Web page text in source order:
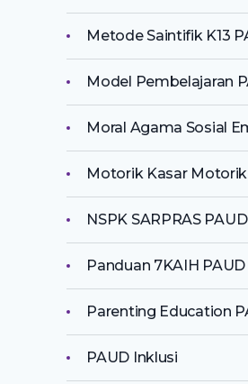
Metode Saintifik K13
Model Pembelajaran
Moral Agama Sosial
Motorik Kasar Motorik
NSPK SARPRAS PAUD
Panduan 7KAIH PAUD
Parenting Education
PAUD Inklusi